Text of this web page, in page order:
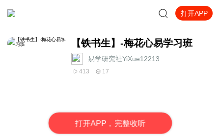
打开APP
【铁书生】-梅花心易学习班
易学研究社YiXue12213
413 17
打开APP，完整收听